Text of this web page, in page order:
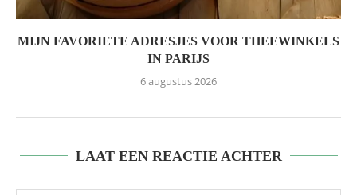
MIJN FAVORIETE ADRESJES VOOR THEEWINKELS
IN PARIJS
6 augustus 2026
LAAT EEN REACTIE ACHTER